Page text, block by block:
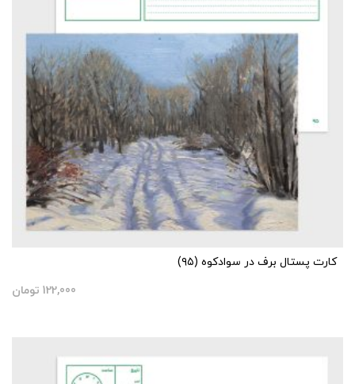
کارت پستال برف در سوادکوه (۹۵)
122,000 تومان